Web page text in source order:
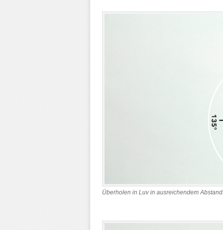
Überholen in Luv in ausreichendem Abstand.